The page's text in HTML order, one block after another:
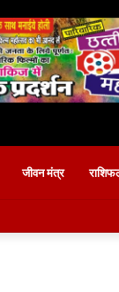
जीवन मंत्र